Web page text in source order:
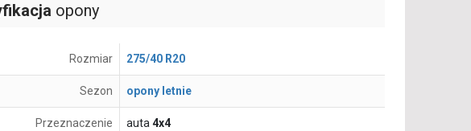
opony
Rozmiar 275/40 R20
Sezon opony letnie
Przeznaczenie auta4x4